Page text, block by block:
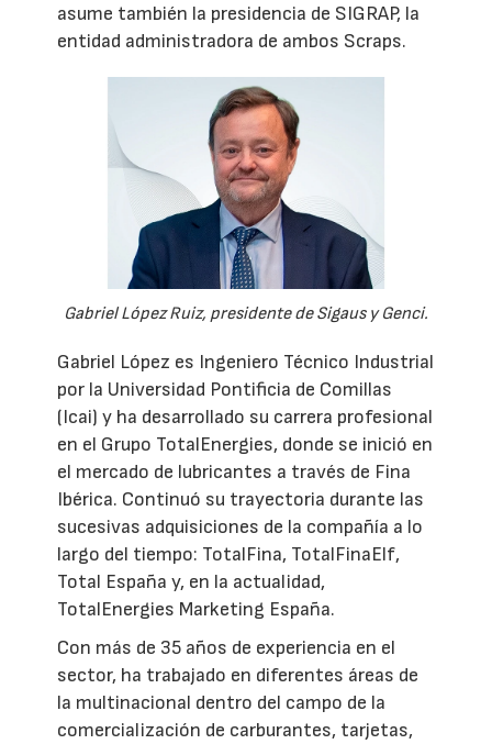
asume también la presidencia de SIGRAP, la
entidad administradora de ambos Scraps.
Gabriel López Ruiz, presidente de Sigaus y Genci.
Gabriel López es Ingeniero Técnico Industrial
por la Universidad Pontificia de Comillas
(Icai) y ha desarrollado su carrera profesional
en el Grupo TotalEnergies, donde se inició en
el mercado de lubricantes a través de Fina
Ibérica. Continuó su trayectoria durante las
sucesivas adquisiciones de la compañía a lo
largo del tiempo: TotalFina, TotalFinaElf,
Total España y, en la actualidad,
TotalEnergies Marketing España.
Con más de 35 años de experiencia en el
sector, ha trabajado en diferentes áreas de
la multinacional dentro del campo de la
comercialización de carburantes, tarjetas,